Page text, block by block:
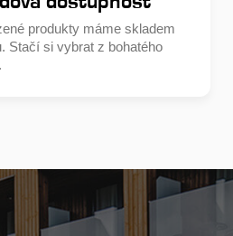
produkty máme skladem
Stačí si vybrat z bohatého